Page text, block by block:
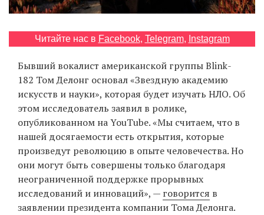
Читайте нас в Facebook, Telegram, Instagram
Бывший вокалист американской группы Blink-
182 Том Делонг основал «Звездную академию
искусств и науки», которая будет изучать НЛО. Об
этом исследователь заявил в ролике,
опубликованном на YouTube. «Мы считаем, что в
нашей досягаемости есть открытия, которые
произведут революцию в опыте человечества. Но
они могут быть совершены только благодаря
неограниченной поддержке прорывных
исследований и инноваций», — говорится в
заявлении президента компании Тома Делонга.